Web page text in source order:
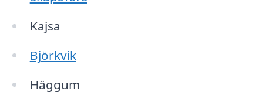
Kajsa
Björkvik
Häggum